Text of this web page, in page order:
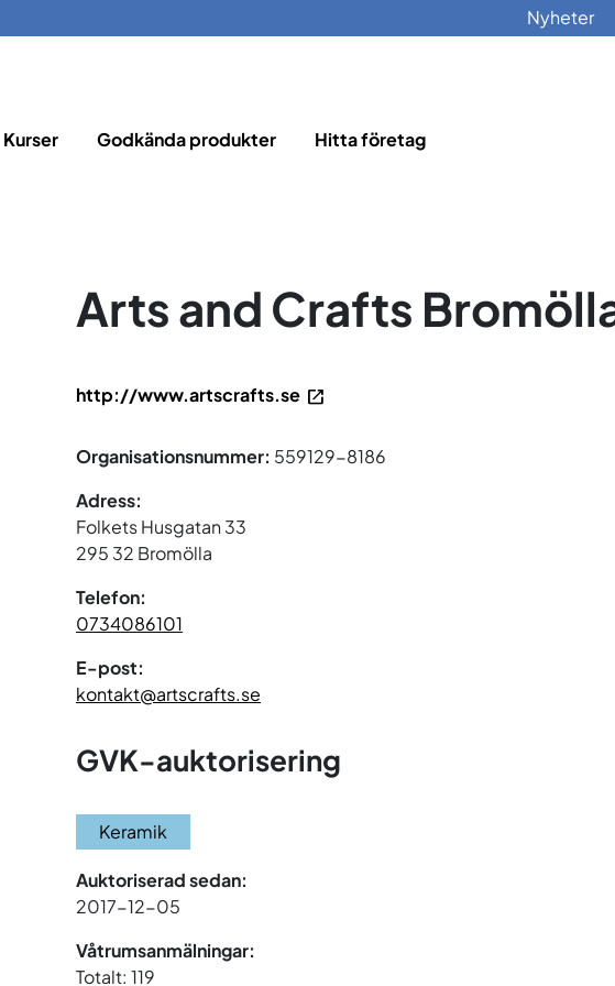
Nyheter
Kurser Godkända produkter Hitta företag
Arts and Crafts
http://www.artscrafts.se
Organisationsnummer: 559129-8186
Adress:
Folkets Husgatan 33
295 32 Bromölla
Telefon:
0734086101
E-post:
kontakt@artscrafts.se
GVK-auktorisering
Keramik
Auktoriserad sedan:
2017-12-05
Våtrumsanmälningar:
Totalt: 119